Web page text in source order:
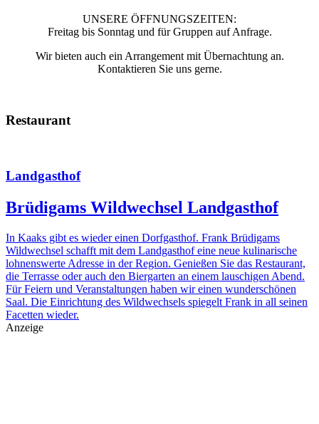
UNSERE ÖFFNUNGSZEITEN:
Freitag bis Sonntag und für Gruppen auf Anfrage.
Wir bieten auch ein Arrangement mit Übernachtung an.
Kontaktieren Sie uns gerne.
Restaurant
Landgasthof
Brüdigams Wildwechsel Landgasthof
In Kaaks gibt es wieder einen Dorfgasthof. Frank Brüdigams
Wildwechsel schafft mit dem Landgasthof eine neue kulinarische
lohnenswerte Adresse in der Region. Genießen Sie das Restaurant,
die Terrasse oder auch den Biergarten an einem lauschigen Abend.
Für Feiern und Veranstaltungen haben wir einen wunderschönen
Saal. Die Einrichtung des Wildwechsels spiegelt Frank in all seinen
Facetten wieder.
Anzeige